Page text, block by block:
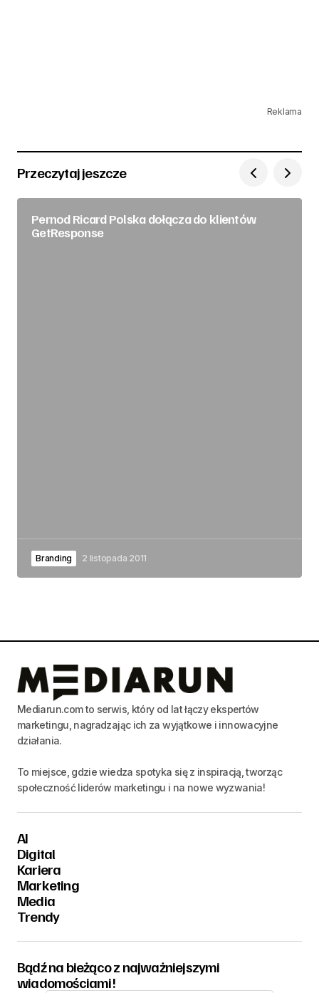
Reklama
Przeczytaj jeszcze
Pernod Ricard Polska dołącza do klientów
GetResponse
Branding 2 listopada 2011
Mediarun.com to serwis, który od lat łączy ekspertów
marketingu, nagradzając ich za wyjątkowe i innowacyjne
działania.
To miejsce, gdzie wiedza spotyka się z inspiracją, tworząc
społeczność liderów marketingu i na nowe wyzwania!
AI
Digital
Kariera
Marketing
Media
Trendy
Bądź na bieżąco z najważniejszymi
wiadomościami!